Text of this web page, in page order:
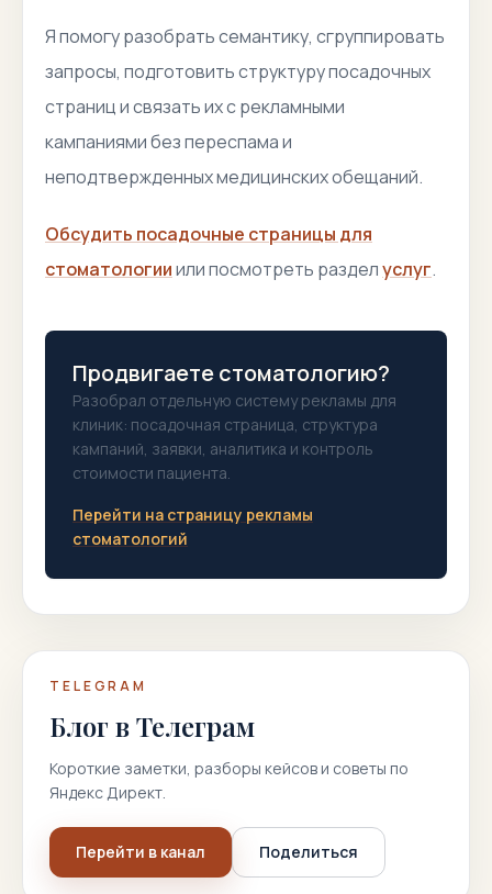
Я помогу разобрать семантику, сгруппировать
запросы, подготовить структуру посадочных
страниц и связать их с рекламными
кампаниями без переспама и
неподтвержденных медицинских обещаний.
Обсудить посадочные страницы для
стоматологииили посмотреть разделуслуг.
Продвигаете стоматологию?
Разобрал отдельную систему рекламы для
клиник: посадочная страница, структура
кампаний, заявки, аналитика и контроль
стоимости пациента.
Перейти на страницу рекламы
стоматологий
TELEGRAM
Блог в Телеграм
Короткие заметки, разборы кейсов и советы по
Яндекс Директ.
Перейти в канал Поделиться